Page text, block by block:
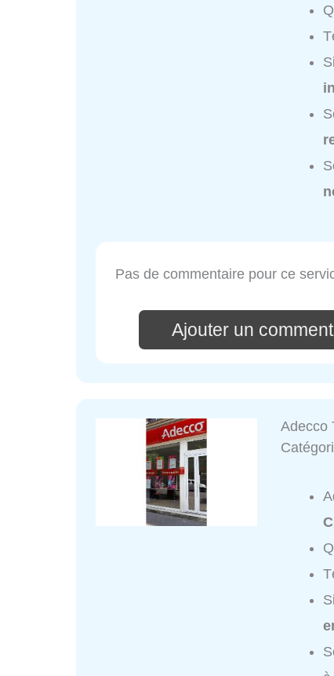
Pas de commentaire pour ce
Ajouter un
Adecco